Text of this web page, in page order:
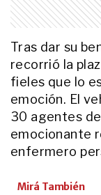
Tras dar su
recorrió la
fieles que lo
emoción. El
30 agentes
emocionante
enfermero
Mirá También